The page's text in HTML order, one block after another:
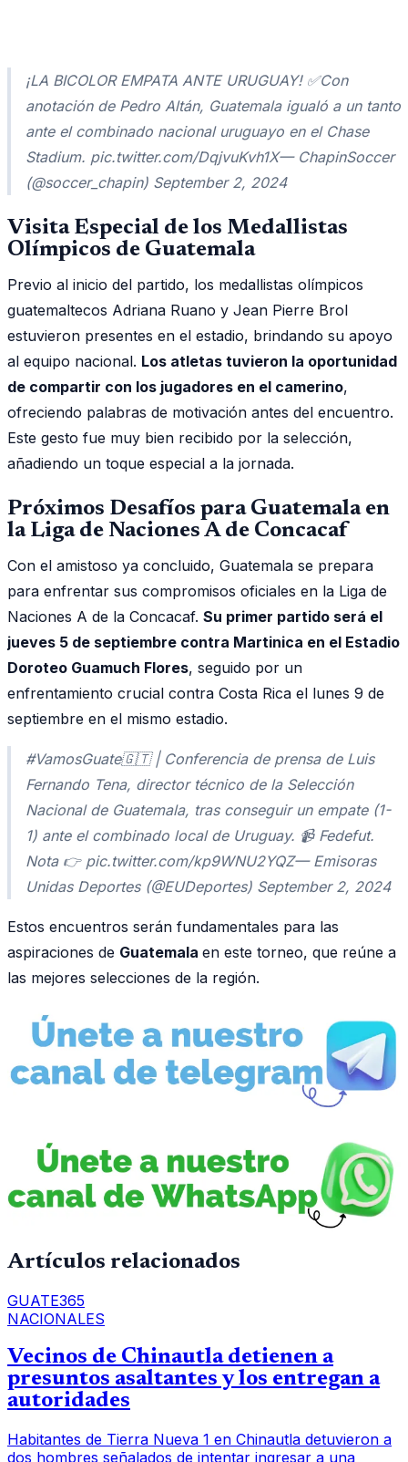
¡LA BICOLOR EMPATA ANTE URUGUAY! ✅Con
anotación de Pedro Altán, Guatemala igualó a un tanto
ante el combinado nacional uruguayo en el Chase
Stadium. pic.twitter.com/DqjvuKvh1X— ChapinSoccer
(@soccer_chapin) September 2, 2024
Visita Especial de los Medallistas
Olímpicos de Guatemala
Previo al inicio del partido, los medallistas olímpicos
guatemaltecos Adriana Ruano y Jean Pierre Brol
estuvieron presentes en el estadio, brindando su apoyo
al equipo nacional. Los atletas tuvieron la oportunidad
de compartir con los jugadores en el camerino,
ofreciendo palabras de motivación antes del encuentro.
Este gesto fue muy bien recibido por la selección,
añadiendo un toque especial a la jornada.
Próximos Desafíos para Guatemala en
la Liga de Naciones A de Concacaf
Con el amistoso ya concluido, Guatemala se prepara
para enfrentar sus compromisos oficiales en la Liga de
Naciones A de la Concacaf. Su primer partido será el
jueves 5 de septiembre contra Martinica en el Estadio
Doroteo Guamuch Flores, seguido por un
enfrentamiento crucial contra Costa Rica el lunes 9 de
septiembre en el mismo estadio.
#VamosGuate🇬🇹 | Conferencia de prensa de Luis
Fernando Tena, director técnico de la Selección
Nacional de Guatemala, tras conseguir un empate (1-
1) ante el combinado local de Uruguay. 📹 Fedefut.
Nota 👉 pic.twitter.com/kp9WNU2YQZ— Emisoras
Unidas Deportes (@EUDeportes) September 2, 2024
Estos encuentros serán fundamentales para las
aspiraciones de Guatemala en este torneo, que reúne a
las mejores selecciones de la región.
Artículos relacionados
GUATE365
NACIONALES
Vecinos de Chinautla detienen a
presuntos asaltantes y los entregan a
autoridades
Habitantes de Tierra Nueva 1 en Chinautla detuvieron a
dos hombres señalados de intentar ingresar a una